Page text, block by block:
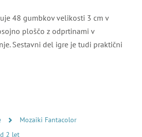
48 gumbkov velikosti 3 cm v
ploščo z odprtinami v
Sestavni del igre je tudi praktični
Mozaiki Fantacolor
2 let